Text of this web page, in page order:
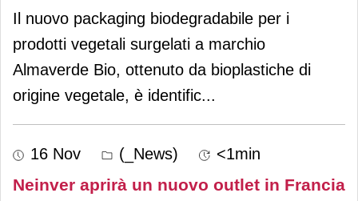
Il nuovo packaging biodegradabile per i
prodotti vegetali surgelati a marchio
Almaverde Bio, ottenuto da bioplastiche di
origine vegetale, è identific...
16 Nov (_News) <1min
Neinver aprirà un nuovo outlet in Francia